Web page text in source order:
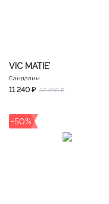
VIC MATIE’
Сандалии
11 240 ₽ 37 490 ₽
-50%